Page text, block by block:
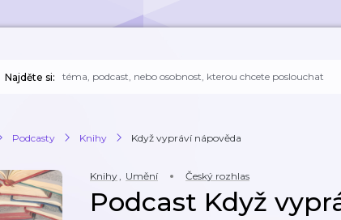
Najděte si:
Podcasty Knihy Když vypráví nápověda
Knihy, Umění Český rozhlas
Podcast Když